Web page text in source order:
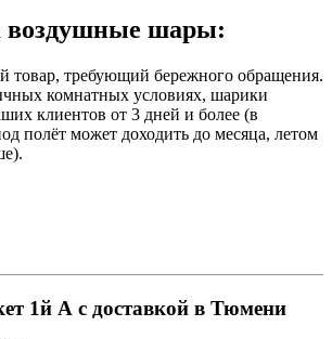
воздушные шары:
требующий бережного обращения.
комнатных условиях, шарики
клиентов от 3 дней и более (в
полёт может доходить до месяца, летом
1й А с доставкой в Тюмени